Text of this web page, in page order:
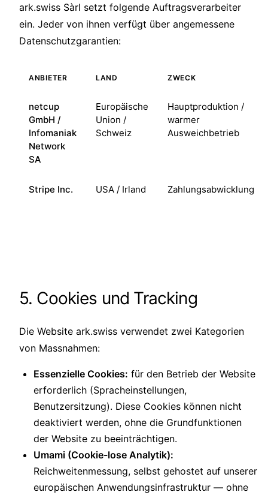
ark.swiss Sàrl setzt folgende Auftragsverarbeiter
ein. Jeder von ihnen verfügt über angemessene
Datenschutzgarantien:
ANBIETER LAND ZWECK
netcup
GmbH /
Infomaniak
Network
SA
Europäische
Union /
Schweiz
Hauptproduktion /
warmer
Ausweichbetrieb
Stripe Inc. USA / Irland Zahlungsabwicklung
5. Cookies und Tracking
Die Website ark.swiss verwendet zwei Kategorien
von Massnahmen:
Essenzielle Cookies: für den Betrieb der Website
erforderlich (Spracheinstellungen,
Benutzersitzung). Diese Cookies können nicht
deaktiviert werden, ohne die Grundfunktionen
der Website zu beeinträchtigen.
Umami (Cookie-lose Analytik):
Reichweitenmessung, selbst gehostet auf unserer
europäischen Anwendungsinfrastruktur — ohne